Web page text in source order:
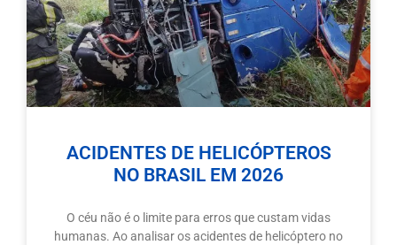
ACIDENTES DE HELICÓPTEROS
NO BRASIL EM 2026
O céu não é o limite para erros que custam vidas
humanas. Ao analisar os acidentes de helicóptero no